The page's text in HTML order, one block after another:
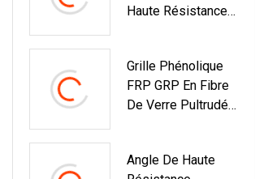
Haute Résistance
De Contrefiche En
Fibre De Verre
Grille Phénolique
FRP GRP En Fibre
De Verre Pultrudée
Angle De Haute